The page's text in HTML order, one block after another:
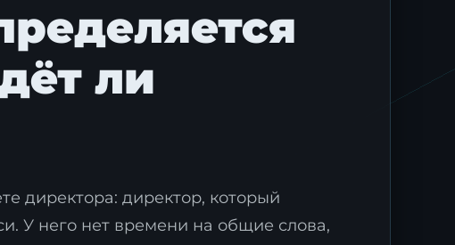
ли
директора: директор, который
У него нет времени на общие слова,